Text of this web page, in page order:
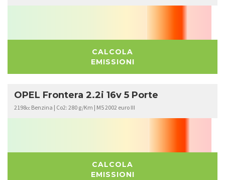
CALCOLA
EMISSIONI
OPEL Frontera 2.2i 16v 5 Porte
2198cc Benzina | Co2: 280 g/Km | M5 2002 euro III
CALCOLA
EMISSIONI